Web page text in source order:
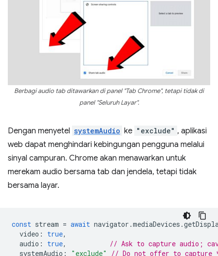
Berbagi audio tab ditawarkan di panel "Tab Chrome", tetapi tidak di
panel "Seluruh Layar".
Dengan menyetel systemAudio ke "exclude" , aplikasi
web dapat menghindari kebingungan pengguna melalui
sinyal campuran. Chrome akan menawarkan untuk
merekam audio bersama tab dan jendela, tetapi tidak
bersama layar.
const stream = await navigator .mediaDevices .
video : true,
audio : true,
// Ask to capture audio;
systemAudio : "exclude"
// Do not offer to capture